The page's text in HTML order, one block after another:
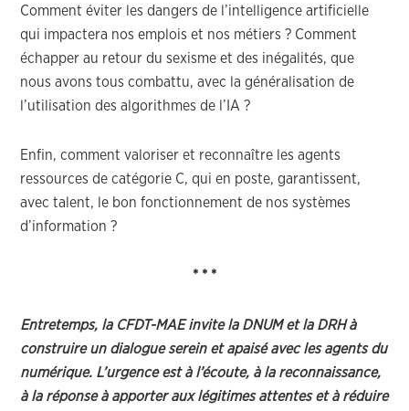
Comment éviter les dangers de l’intelligence artificielle
qui impactera nos emplois et nos métiers ? Comment
échapper au retour du sexisme et des inégalités, que
nous avons tous combattu, avec la généralisation de
l’utilisation des algorithmes de l’IA ?
Enfin, comment valoriser et reconnaître les agents
ressources de catégorie C, qui en poste, garantissent,
avec talent, le bon fonctionnement de nos systèmes
d’information ?
* * *
Entretemps, la CFDT-MAE invite la DNUM et la DRH à
construire un dialogue serein et apaisé avec les agents du
numérique. L’urgence est à l’écoute, à la reconnaissance,
à la réponse à apporter aux légitimes attentes et à réduire